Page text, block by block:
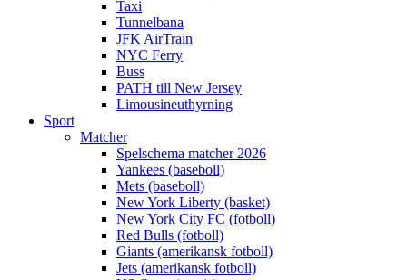
Taxi
Tunnelbana
JFK AirTrain
NYC Ferry
Buss
PATH till New Jersey
Limousineuthyrning
Sport
Matcher
Spelschema matcher 2026
Yankees (baseboll)
Mets (baseboll)
New York Liberty (basket)
New York City FC (fotboll)
Red Bulls (fotboll)
Giants (amerikansk fotboll)
Jets (amerikansk fotboll)